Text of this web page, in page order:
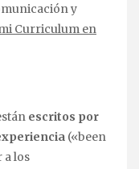
y
Curriculum en
escritos por
(«been
a los